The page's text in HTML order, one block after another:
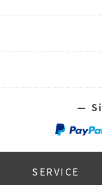
—
SERVICE